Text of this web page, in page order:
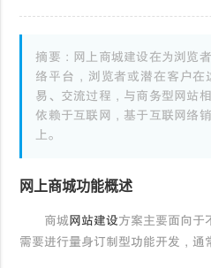
摘要：网上商城建设在为浏览
络平台，浏览者或潜在客户
易、交流过程，与商务型网站
依赖于互联网，基于互联网络
上。
网上商城功能概述
商城网站建设方案主要面向于
需要进行量身订制型功能开发，通